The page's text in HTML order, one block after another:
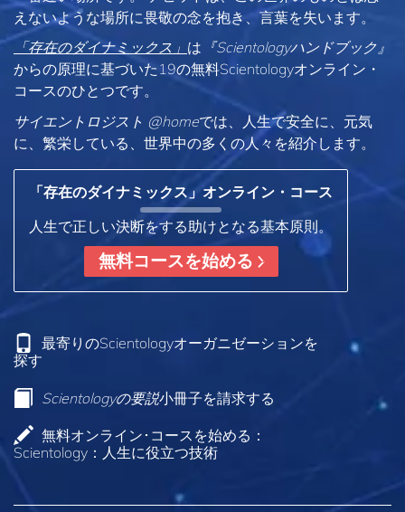
えないような場所に畏敬の念を抱き、言葉を失います。
「存在のダイナミックス」 は 『Scientologyハンドブック』
からの原理に基づいた19の無料Scientologyオンライン・
コースのひとつです。
サイエントロジスト @homeでは、人生で安全に、元気
に、繁栄している、世界中の多くの人々を紹介します。
「存在のダイナミックス」オンライン・コース
人生で正しい決断をする助けとなる基本原則。
無料コースを始める
最寄りのScientologyオーガニゼーションを
探す
Scientologyの要説小冊子を請求する
無料オンライン･コースを始める：
Scientology：人生に役立つ技術